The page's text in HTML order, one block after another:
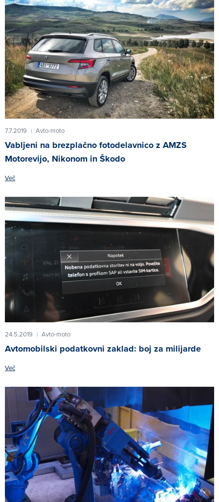
7.7.2019 | Avto-moto
Vabljeni na brezplačno fotodelavnico z AMZS
Motorevijo, Nikonom in Škodo
Več
24.5.2019 | Avto-moto
Avtomobilski podatkovni zaklad: boj za milijarde
Več